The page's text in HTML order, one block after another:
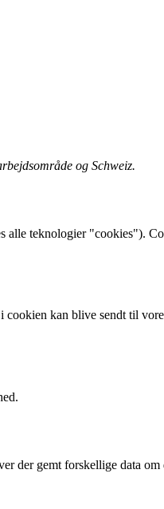
og Schweiz.
alle teknologier "cookies").
kan blive sendt til
der gemt forskellige data om